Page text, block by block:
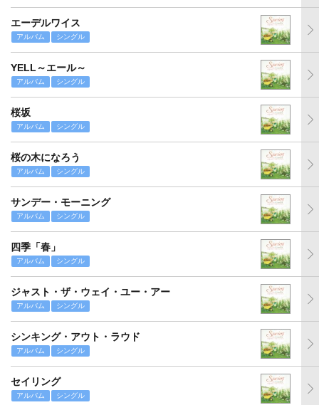
エーデルワイス
アルバム シングル
YELL～エール～
アルバム シングル
桜坂
アルバム シングル
桜の木になろう
アルバム シングル
サンデー・モーニング
アルバム シングル
四季「春」
アルバム シングル
ジャスト・ザ・ウェイ・ユー・アー
アルバム シングル
シンキング・アウト・ラウド
アルバム シングル
セイリング
アルバム シングル